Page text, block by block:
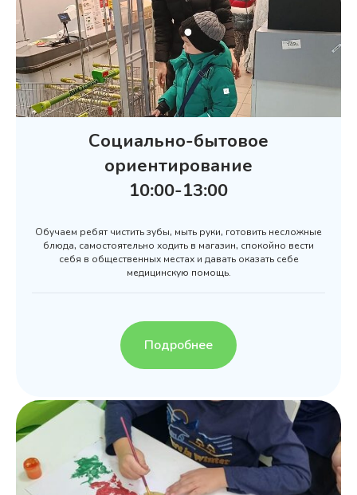
Социально-бытовое
ориентирование
10:00-13:00
Обучаем ребят чистить зубы, мыть руки, готовить несложные
блюда, самостоятельно ходить в магазин, спокойно вести
себя в общественных местах и давать оказать себе
медицинскую помощь.
Подробнее